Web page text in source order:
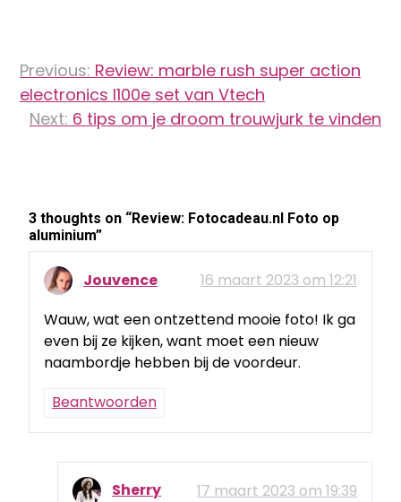
navigatie
Previous: Review: marble rush super action
electronics l100e set van Vtech
Next: 6 tips om je droom trouwjurk te vinden
3 thoughts on “Review: Fotocadeau.nl Foto op
aluminium”
Jouvence
16 maart 2023 om 12:21
Wauw, wat een ontzettend mooie foto! Ik ga
even bij ze kijken, want moet een nieuw
naambordje hebben bij de voordeur.
Beantwoorden
Sherry
17 maart 2023 om 19:39